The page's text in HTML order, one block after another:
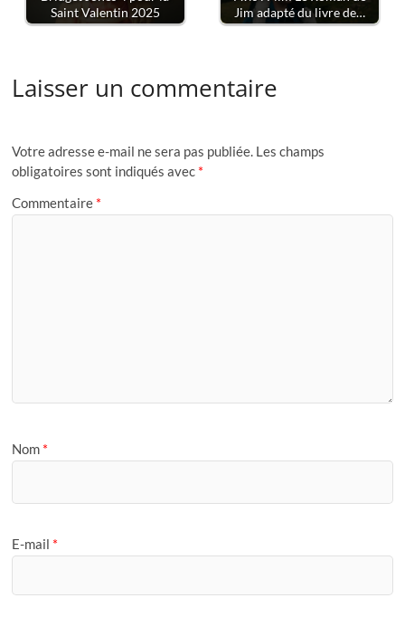
Saint Valentin 2025
Jim adapté du livre de…
Laisser un commentaire
Votre adresse e-mail ne sera pas publiée. Les champs
obligatoires sont indiqués avec *
Commentaire *
Nom *
E-mail *